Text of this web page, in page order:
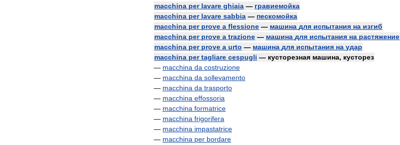
macchina per lavare ghiaia — гравиемойка
macchina per lavare sabbia — пескомойка
macchina per prove a flessione — машина для испытания на изгиб
macchina per prove a trazione — машина для испытания на растяжение
macchina per prove a urto — машина для испытания на удар
macchina per tagliare cespugli — кусторезная машина, кусторез
— macchina da costruzione
— macchina da sollevamento
— macchina da trasporto
— macchina effossoria
— macchina formatrice
— macchina frigorifera
— macchina impastatrice
— macchina per bordare